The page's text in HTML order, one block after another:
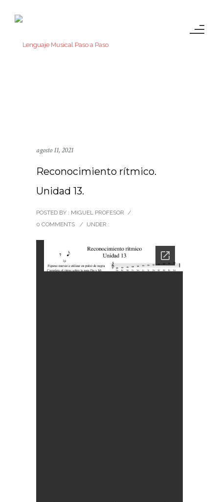
agosto 11, 2021
Reconocimiento rítmico.
Unidad 13.
POSTED BY : MIGUEL PROFESOR /
0 COMMENTS
/ UNDER :